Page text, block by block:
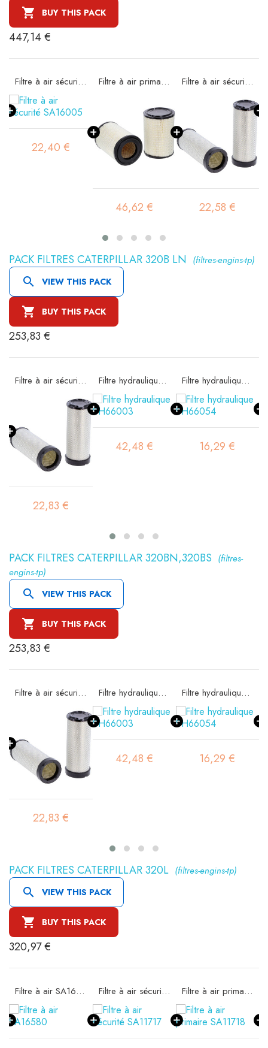
 BUY THIS PACK
447,14 €
Filtre à air sécurité SA16005
22,40 €
Filtre à air primaire SA16185
46,62 €
Filtre à air sécurité SA16194
22,58 €
PACK FILTRES CATERPILLAR 320B LN (filtres-engins-tp)
 VIEW THIS PACK
 BUY THIS PACK
253,83 €
Filtre à air sécurité SA16194
22,83 €
Filtre hydraulique SH66003
42,48 €
Filtre hydraulique SH66054
16,29 €
PACK FILTRES CATERPILLAR 320BN,320BS (filtres-
engins-tp)
 VIEW THIS PACK
 BUY THIS PACK
253,83 €
Filtre à air sécurité SA16194
22,83 €
Filtre hydraulique SH66003
42,48 €
Filtre hydraulique SH66054
16,29 €
PACK FILTRES CATERPILLAR 320L (filtres-engins-tp)
 VIEW THIS PACK
 BUY THIS PACK
320,97 €
Filtre à air SA16580 Filtre à air sécurité SA11717 Filtre à air primaire SA11718